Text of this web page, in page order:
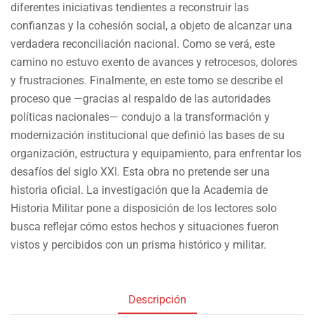
diferentes iniciativas tendientes a reconstruir las
confianzas y la cohesión social, a objeto de alcanzar una
verdadera reconciliación nacional. Como se verá, este
camino no estuvo exento de avances y retrocesos, dolores
y frustraciones. Finalmente, en este tomo se describe el
proceso que —gracias al respaldo de las autoridades
políticas nacionales— condujo a la transformación y
modernización institucional que definió las bases de su
organización, estructura y equipamiento, para enfrentar los
desafíos del siglo XXI. Esta obra no pretende ser una
historia oficial. La investigación que la Academia de
Historia Militar pone a disposición de los lectores solo
busca reflejar cómo estos hechos y situaciones fueron
vistos y percibidos con un prisma histórico y militar.
Descripción